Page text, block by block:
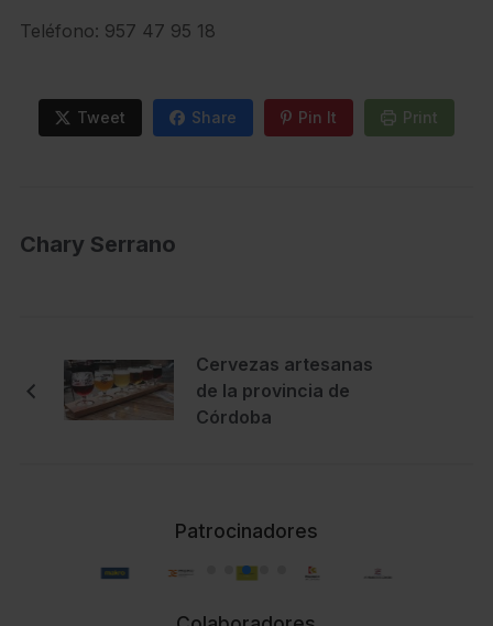
Teléfono: 957 47 95 18
Tweet Share Pin It Print
Chary Serrano
Cervezas artesanas
de la provincia de
Córdoba
Patrocinadores